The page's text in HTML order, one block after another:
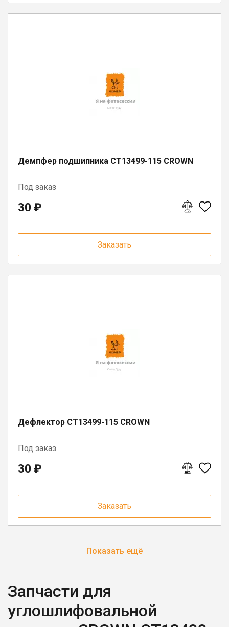
Демпфер подшипника CT13499-115 CROWN
Под заказ
30 ₽
Заказать
Дефлектор CT13499-115 CROWN
Под заказ
30 ₽
Заказать
Показать ещё
Запчасти для
углошлифовальной